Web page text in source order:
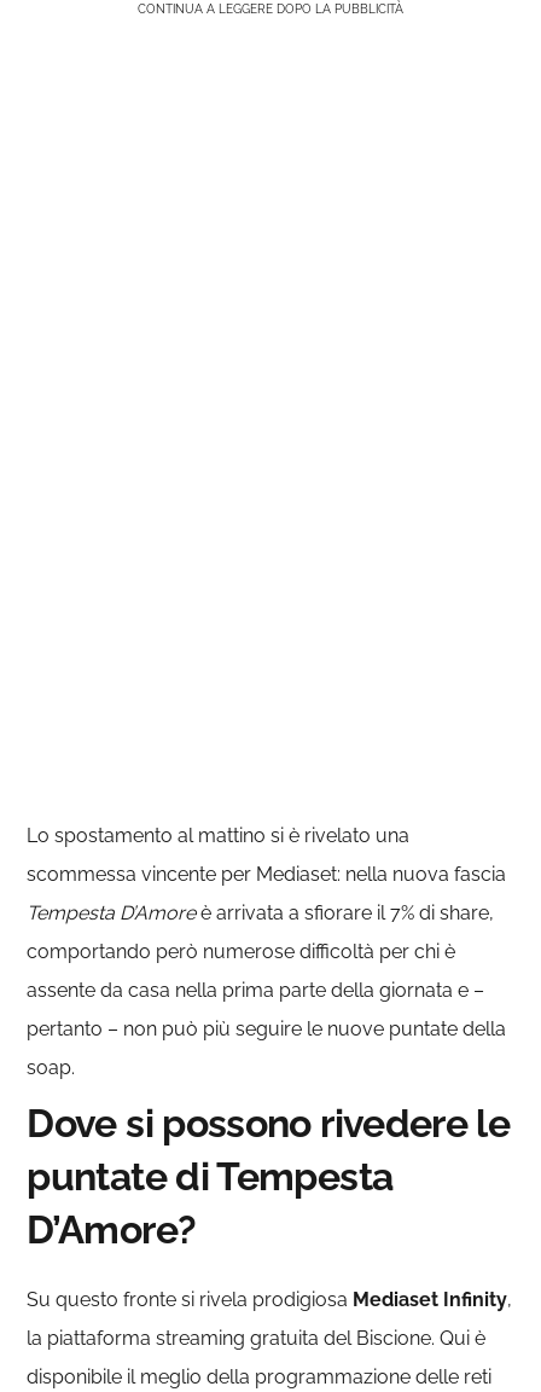
CONTINUA A LEGGERE DOPO LA PUBBLICITÀ
Lo spostamento al mattino si è rivelato una
scommessa vincente per Mediaset: nella nuova fascia
Tempesta D’Amoreè arrivata a sfiorare il 7% di share,
comportando però numerose difficoltà per chi è
assente da casa nella prima parte della giornata e –
pertanto – non può più seguire le nuove puntate della
soap.
Dove si possono rivedere le
puntate di Tempesta
D’Amore?
Su questo fronte si rivela prodigiosa Mediaset Infinity,
la piattaforma streaming gratuita del Biscione. Qui è
disponibile il meglio della programmazione delle reti